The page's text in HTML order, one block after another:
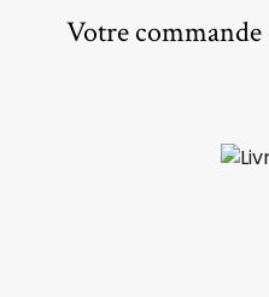
Votre